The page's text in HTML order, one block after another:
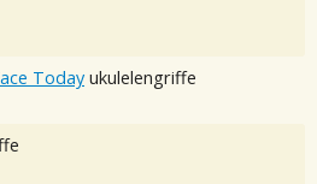
Today ukulelengriffe